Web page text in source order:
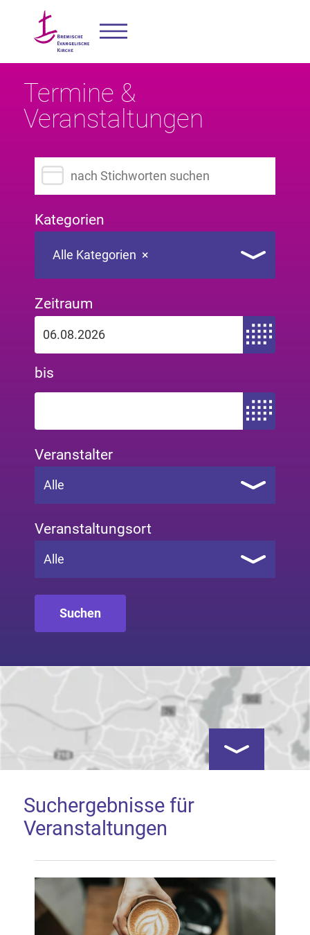
Termine &
Veranstaltungen
Suchbegriff eingeben
Kategorien
×
Alle Kategorien
Zeitraum
Zeitraum von
bis
Zeitraum bis
Veranstalter
Alle
Veranstaltungsort
Alle
Google Map laden
Mit dem Laden der Karte akzeptieren Sie, dass die
Anwendung Google Maps beim Aktivieren von
Kartenansicht
Suchergebnisse für
Veranstaltungen